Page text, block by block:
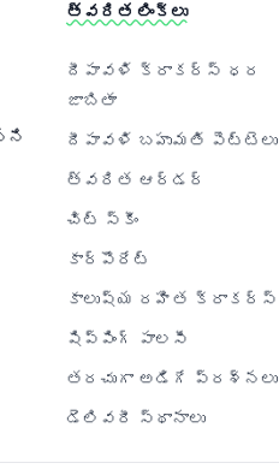
త్వరిత లింక్‌లు
దీపావళి క్రాకర్‌స్ ధర
జాబితా
దీపావళి బహుమతి పెట్టెలు
త్వరిత ఆర్డర్
చిట్ స్కీం
కార్పొరేట్
కాలుష్య రహిత క్రాకర్‌స్
షిప్పింగ్ పాలసీ
తరచుగా అడిగే ప్రశ్నలు
డెలివరీ స్థానాలు